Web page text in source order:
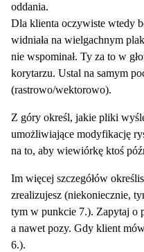
oddania.
Dla klienta oczywiste wtedy
widniała na wielgachnym
nie wspominał. Ty za to w
korytarzu. Ustal na samym
(rastrowo/wektorowo).
Z góry określ, jakie pliki
umożliwiające modyfikację
na to, aby wiewiórkę ktoś
Im więcej szczegółów
zrealizujesz (niekoniecznie,
tym w punkcie 7.). Zapytaj o
a nawet pozy. Gdy klient
6.).